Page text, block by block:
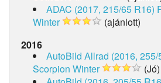
ADAC (2017, 215/65 R16)
Winter
(ajánlott)
2016
AutoBild Allrad (2016, 255/
Scorpion Winter
(Jó)